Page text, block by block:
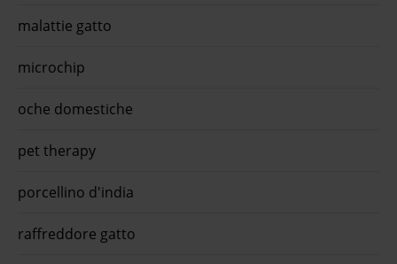
malattie gatto
microchip
oche domestiche
pet therapy
porcellino d'india
raffreddore gatto